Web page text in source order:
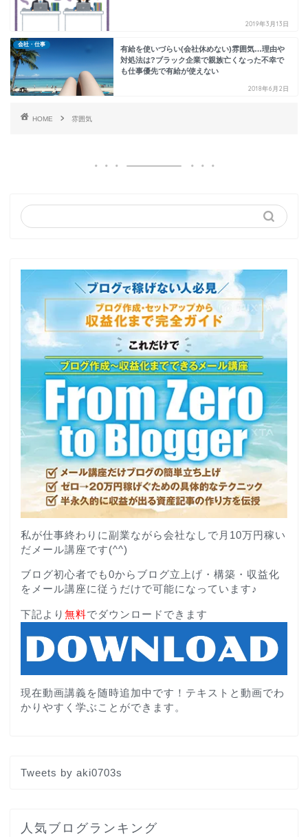
2019年3月13日
会社・仕事
有給を使いづらい(会社休めない)雰囲気…理由や
対処法は?ブラック企業で親族亡くなった不幸で
も仕事優先で有給が使えない
2018年6月2日
HOME 雰囲気
私が仕事終わりに副業ながら会社なしで月10万円稼い
だメール講座です(^^)
ブログ初心者でも0からブログ立上げ・構築・収益化
をメール講座に従うだけで可能になっています♪
下記より 無料でダウンロードできます
現在動画講義を随時追加中です！テキストと動画でわ
かりやすく学ぶことができます。
Tweets by aki0703s
人気ブログランキング